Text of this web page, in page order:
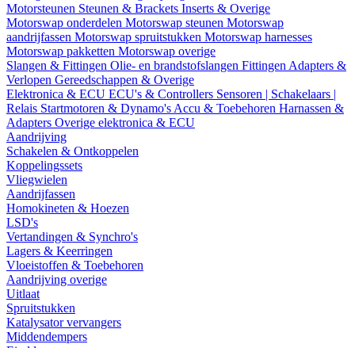
Motorsteunen Steunen & Brackets Inserts & Overige
Motorswap onderdelen Motorswap steunen Motorswap
aandrijfassen Motorswap spruitstukken Motorswap harnesses
Motorswap pakketten Motorswap overige
Slangen & Fittingen Olie- en brandstofslangen Fittingen Adapters &
Verlopen Gereedschappen & Overige
Elektronica & ECU ECU's & Controllers Sensoren | Schakelaars |
Relais Startmotoren & Dynamo's Accu & Toebehoren Harnassen &
Adapters Overige elektronica & ECU
Aandrijving
Schakelen & Ontkoppelen
Koppelingssets
Vliegwielen
Aandrijfassen
Homokineten & Hoezen
LSD's
Vertandingen & Synchro's
Lagers & Keerringen
Vloeistoffen & Toebehoren
Aandrijving overige
Uitlaat
Spruitstukken
Katalysator vervangers
Middendempers